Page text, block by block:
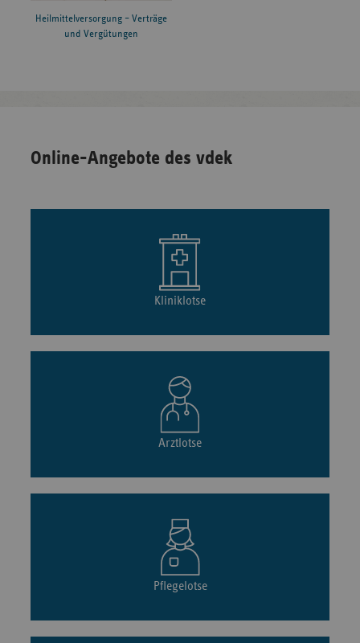
Heilmittelversorgung – Verträge
und Vergütungen
Online-Angebote des vdek
Kliniklotse
Arztlotse
Pflegelotse